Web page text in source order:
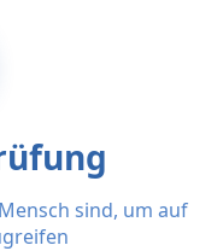
sind, um auf